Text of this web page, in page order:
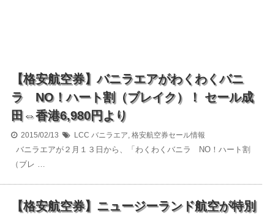
【格安航空券】バニラエアがわくわくバニ
ラ NO！ハート割（ブレイク）！ セール成
田⇔香港6,980円より
2015/02/13 LCC バニラエア, 格安航空券セール情報
バニラエアが２月１３日から、「わくわくバニラ NO！ハート割
（ブレ …
【格安航空券】ニュージーランド航空が特別